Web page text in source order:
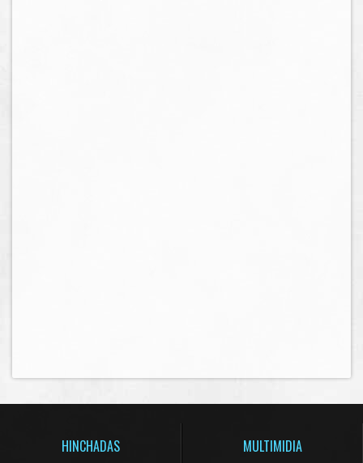
HINCHADAS MULTIMIDIA